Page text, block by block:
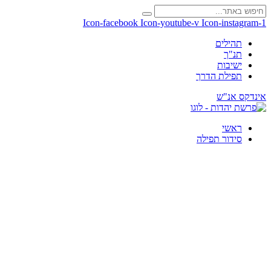
Icon-facebook Icon-youtube-v Icon-instagram-1
תהילים
תנ"ך
ישיבות
תפילת הדרך
אינדקס אנ"ש
ראשי
סידור תפילה